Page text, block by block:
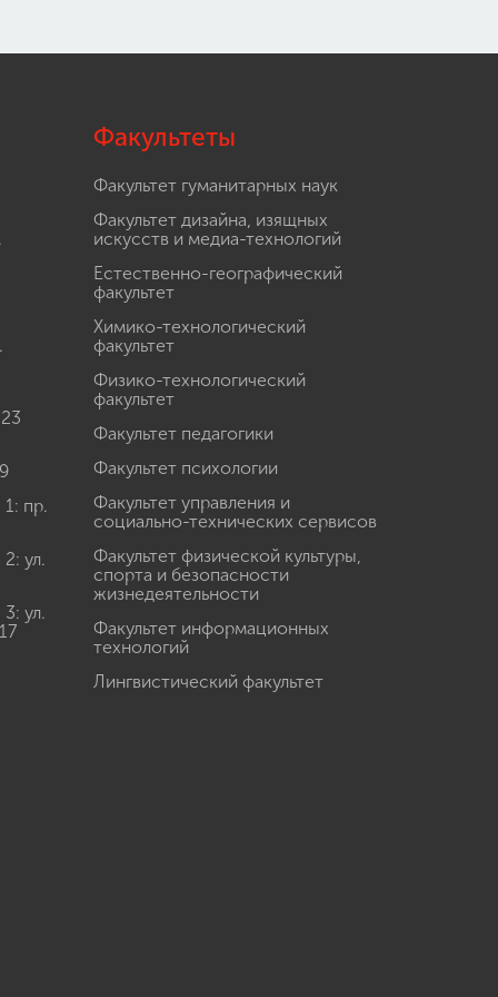
пр.
ул.
ул.
Факультеты
Факультет гуманитарных наук
Факультет дизайна, изящных
искусств и медиа-технологий
Естественно-географический
факультет
Химико-технологический
факультет
Физико-технологический
факультет
Факультет педагогики
Факультет психологии
Факультет управления и
социально-технических сервисов
Факультет физической культуры,
спорта и безопасности
жизнедеятельности
Факультет информационных
технологий
Лингвистический факультет